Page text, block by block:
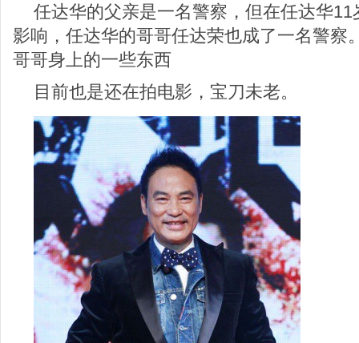
任达华的父亲是一名警察，但在任达华
影响，任达华的哥哥任达荣也成了一名警察
哥哥身上的一些东西
目前也是还在拍电影，宝刀未老。